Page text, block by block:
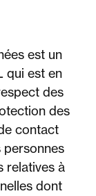
est un
qui est en
des
des
contact
relatives à
dont